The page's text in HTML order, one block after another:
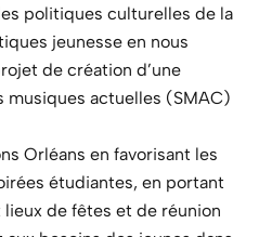
politiques culturelles de la
jeunesse en nous
de création d’une
musiques actuelles (SMAC)
Orléans en favorisant les
étudiantes, en portant
lieux de fêtes et de réunion